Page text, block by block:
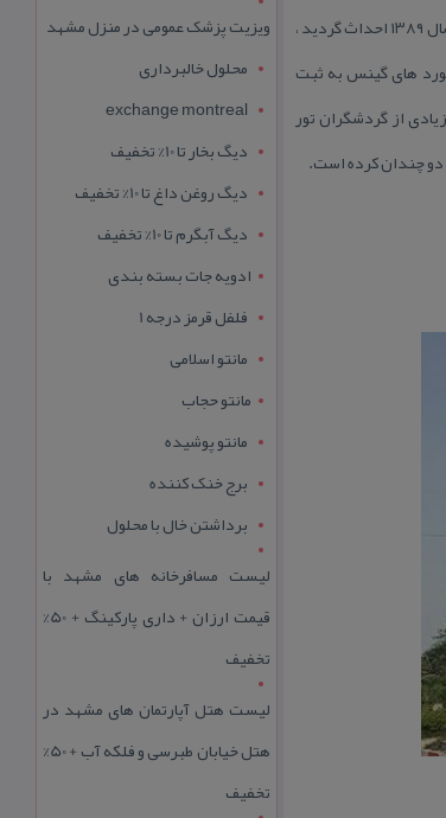
رستوران پدیده شاندیز یكی از باشكوه ترین رستوران های كیش محسوب می شود كه غذاهای لذیذ آن معروف است . این رستوران كه در سال ۱۳۸۹ احداث گردید ،
ظرف مدت ۳۵ روز ساخته شده و در كتاب ركورد های گینس به ثبت
از گردشگران تور
دو چندان كرده است.
ویزیت پزشک عمومی در منزل مشهد
محلول خالبرداری
exchange montreal
دیگ بخار تا 10% تخفیف
دیگ روغن داغ تا 10% تخفیف
دیگ آبگرم تا 10% تخفیف
ادویه جات بسته بندی
فلفل قرمز درجه 1
مانتو اسلامی
مانتو حجاب
مانتو پوشیده
برج خنک کننده
برداشتن خال با محلول
لیست مسافرخانه های مشهد با
قیمت ارزان + داری پارکینگ + 50%
تخفیف
لیست هتل آپارتمان های مشهد در
هتل خیابان طبرسی و فلکه آب + 50%
تخفیف